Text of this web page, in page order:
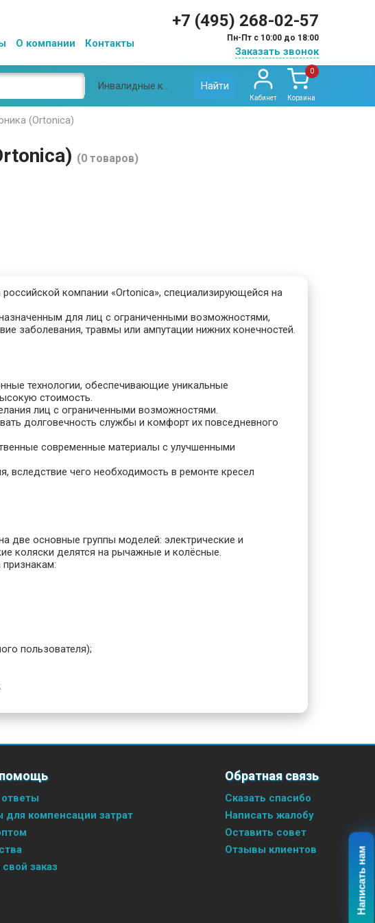
О компании Контакты
+7 (495) 268-02-57
Пн-Пт с 10:00 до 18:00
Заказать звонок
Найти
Кабинет
0
Корзина
(Ortonica)
(0 товаров)
компании «Ortonica», специализирующейся на
для лиц с ограниченными возможностями,
заболевания, травмы или ампутации нижних конечностей.
технологии, обеспечивающие уникальные
стоимость.
лиц с ограниченными возможностями.
долговечность службы и комфорт их повседневного
современные материалы с улучшенными
вследствие чего необходимость в ремонте кресел
две основные группы моделей: электрические и
коляски делятся на рычажные и колёсные.
пользователя);
помощь
компенсации затрат
заказ
Обратная связь
Сказать спасибо
Написать жалобу
Оставить совет
Отзывы клиентов
Написать нам